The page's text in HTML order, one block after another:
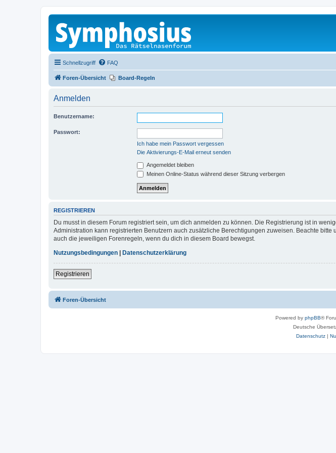
Schnellzugriff FAQ
Foren-Übersicht Board-Regeln
Anmelden
Benutzername:
Passwort:
Ich habe mein Passwort vergessen
Die Aktivierungs-E-Mail erneut senden
Angemeldet bleiben
Meinen Online-Status während dieser Sitzung verbergen
REGISTRIEREN
Du musst in diesem Forum registriert sein, um dich anmelden zu können. Die Registrierung ist in
Administration kann registrierten Benutzern auch zusätzliche Berechtigungen zuweisen. Beachte
auch die jeweiligen Forenregeln, wenn du dich in diesem Board bewegst.
Nutzungsbedingungen | Datenschutzerklärung
Registrieren
Foren-Übersicht
Powered by phpBB®
Deutsche
Datenschutz|